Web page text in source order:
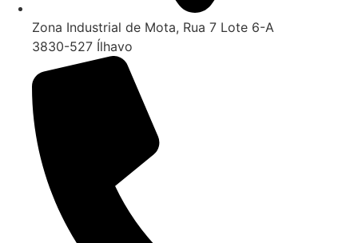
Zona Industrial de Mota, Rua 7 Lote 6-A
3830-527 Ílhavo